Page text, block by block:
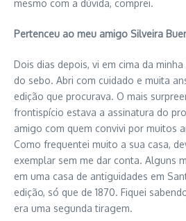
mesmo com a dúvida, comprei.
Pertenceu ao meu amigo Silveira
Dois dias depois, vi em cima da
do sebo. Abri com cuidado e muita
edição que procurava. O mais
frontispício estava a assinatura do
amigo com quem convivi por muitos
Como frequentei muito a sua casa,
exemplar sem me dar conta. Alguns
em uma casa de antiguidades em
edição, só que de 1870. Fiquei
era uma segunda tiragem.